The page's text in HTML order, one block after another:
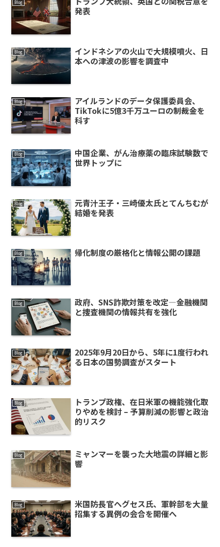
Blog
発表
Blog
インドネシアの火山で大規模噴火、日
本への津波の影響を調査中
Blog
アイルランドのデータ保護委員会、
TikTokに5億3千万ユーロの制裁金を
科す
Blog
中国企業、がん治療薬の臨床試験数で
世界トップに
Blog
元青汁王子・三崎優太氏とてんちむが
結婚を発表
Blog 帰化制度の厳格化と情報公開の課題
Blog
政府、SNS詐欺対策を改定—金融機関
と捜査機関の情報共有を強化
Blog
2025年9月20日から、5年に1度行われ
る日本の国勢調査がスタート
Blog
トランプ政権、在日米軍の機能強化取
りやめを検討 – 予算削減の影響と政治
的リスク
Blog
ミャンマーを襲った大地震の詳細と影
響
Blog
米国防長官ヘグセス氏、軍幹部を大量
招集する異例の会合を開催へ